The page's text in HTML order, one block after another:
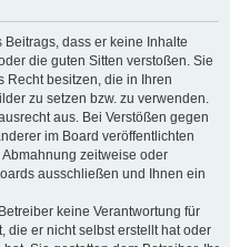
dass er keine Inhalte
die guten Sitten verstoßen. Sie
Recht besitzen, die in Ihren
zu setzen bzw. zu verwenden.
aus. Bei Verstößen gegen
im Board veröffentlichten
zeitweise oder
ausschließen und Ihnen ein
keine Verantwortung für
die er nicht selbst erstellt hat oder